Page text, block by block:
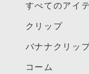
すべてのアイ
クリップ
バナナクリッ
コーム